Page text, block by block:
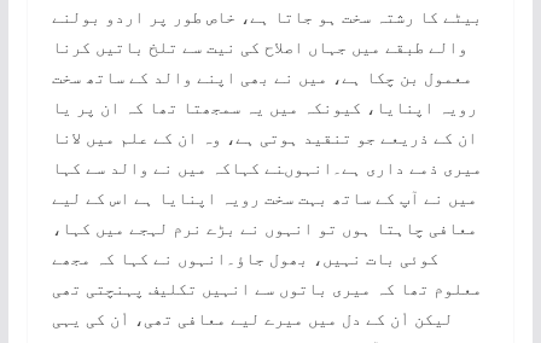
بیٹے کا رشتہ سخت ہو جاتا ہے، خاص طور پر اردو بولنے
والے طبقے میں جہاں اصلاح کی نیت سے تلخ باتیں کرنا
معمول بن چکا ہے، میں نے بھی اپنے والد کے ساتھ سخت
رویہ اپنایا، کیونکہ میں یہ سمجھتا تھا کہ ان پر یا
ان کے ذریعے جو تنقید ہوتی ہے، وہ ان کے علم میں لانا
میری ذمے داری ہے۔انہوںنے کہاکہ میں نے والد سے کہا
میں نے آپ کے ساتھ بہت سخت رویہ اپنایا ہے اس کے لیے
معافی چاہتا ہوں تو انہوں نے بڑے نرم لہجے میں کہا،
کوئی بات نہیں، بھول جاؤ۔انہوں نے کہا کہ مجھے
معلوم تھا کہ میری باتوں سے انہیں تکلیف پہنچتی تھی
لیکن اْن کے دل میں میرے لیے معافی تھی، اْن کی یہی